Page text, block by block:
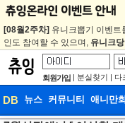
[08월2주차] 유니크뽑기 이벤트
인도 참여할 수 있으며, 유니크
회원가입 | 분실찾기 | 다
DB 뉴스 커뮤니티 애니만